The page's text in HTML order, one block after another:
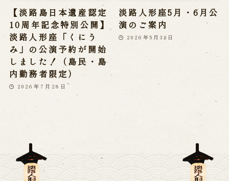
【淡路島日本遺産認定
10周年記念特別公開】
淡路人形座「くにう
み」の公演予約が開始
しました！（島民・島
内勤務者限定）
2026年7月28日
淡路人形座5月・6月公
演のご案内
2026年5月30日